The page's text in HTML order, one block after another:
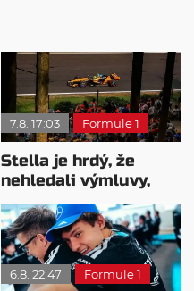
7.8. 17:03 Formule 1
Stella je hrdý, že
nehledali výmluvy,
proč nedokážou
bojovat o titul
6.8. 22:47 Formule 1